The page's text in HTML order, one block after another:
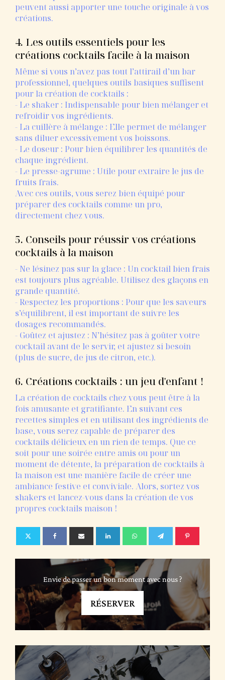
peuvent aussi apporter une touche originale à vos
créations.
4. Les outils essentiels pour les
créations cocktails facile à la maison
Même si vous n’avez pas tout l’attirail d’un bar
professionnel, quelques outils basiques suffisent
pour la création de cocktails :
- Le shaker : Indispensable pour bien mélanger et
refroidir vos ingrédients.
- La cuillère à mélange : Elle permet de mélanger
sans diluer excessivement vos boissons.
- Le doseur : Pour bien équilibrer les quantités de
chaque ingrédient.
- Le presse-agrume : Utile pour extraire le jus de
fruits frais.
Avec ces outils, vous serez bien équipé pour
préparer des cocktails comme un pro,
directement chez vous.
5. Conseils pour réussir vos créations
cocktails à la maison
- Ne lésinez pas sur la glace : Un cocktail bien frais
est toujours plus agréable. Utilisez des glaçons en
grande quantité.
- Respectez les proportions : Pour que les saveurs
s’équilibrent, il est important de suivre les
dosages recommandés.
- Goûtez et ajustez : N’hésitez pas à goûter votre
cocktail avant de le servir, et ajustez si besoin
(plus de sucre, de jus de citron, etc.).
6. Créations cocktails : un jeu d'enfant !
La création de cocktails chez vous peut être à la
fois amusante et gratifiante. En suivant ces
recettes simples et en utilisant des ingrédients de
base, vous serez capable de préparer des
cocktails délicieux en un rien de temps. Que ce
soit pour une soirée entre amis ou pour un
moment de détente, la préparation de cocktails à
la maison est une manière facile de créer une
ambiance festive et conviviale. Alors, sortez vos
shakers et lancez-vous dans la création de vos
propres cocktails maison !
Envie de passer un bon moment avec nous ?
RÉSERVER